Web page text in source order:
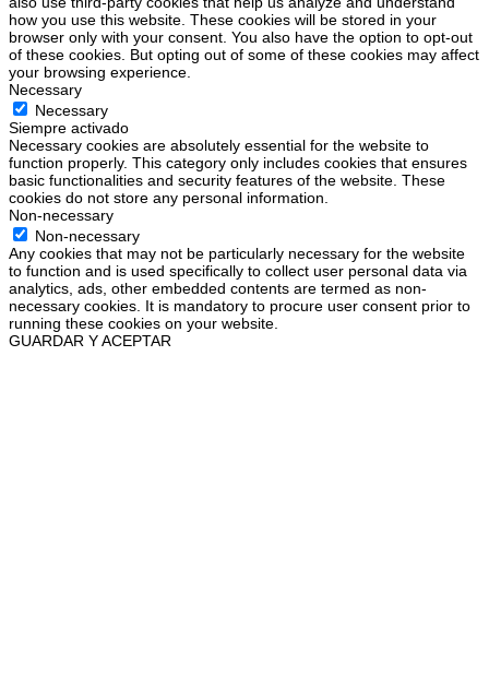
how you use this website. These cookies will be stored in your
browser only with your consent. You also have the option to opt-out
of these cookies. But opting out of some of these cookies may affect
your browsing experience.
Necessary
Necessary
Siempre activado
Necessary cookies are absolutely essential for the website to
function properly. This category only includes cookies that ensures
basic functionalities and security features of the website. These
cookies do not store any personal information.
Non-necessary
Non-necessary
Any cookies that may not be particularly necessary for the website
to function and is used specifically to collect user personal data via
analytics, ads, other embedded contents are termed as non-
necessary cookies. It is mandatory to procure user consent prior to
running these cookies on your website.
GUARDAR Y ACEPTAR